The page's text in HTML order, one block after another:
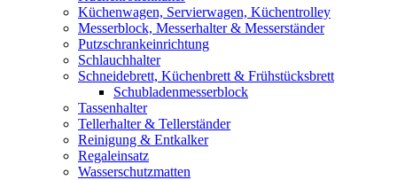
Küchenwagen, Servierwagen, Küchentrolley
Messerblock, Messerhalter & Messerständer
Putzschrankeinrichtung
Schlauchhalter
Schneidebrett, Küchenbrett & Frühstücksbrett
Schubladenmesserblock
Tassenhalter
Tellerhalter & Tellerständer
Reinigung & Entkalker
Regaleinsatz
Wasserschutzmatten